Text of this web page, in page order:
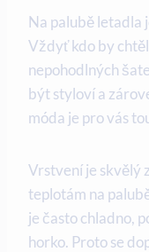
Na palubě letadla
Vždyť kdo by
nepohodlných
být styloví a
móda je pro vás
Vrstvení je skvělý
teplotám na
je často chladno,
horko. Proto se